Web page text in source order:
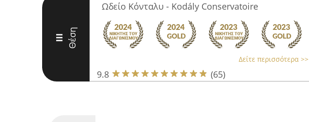
III Θέση
Ωδείο Κόνταλυ - Kodály Conservatoire
Δείτε περισσότερα >>
9.8 (65)